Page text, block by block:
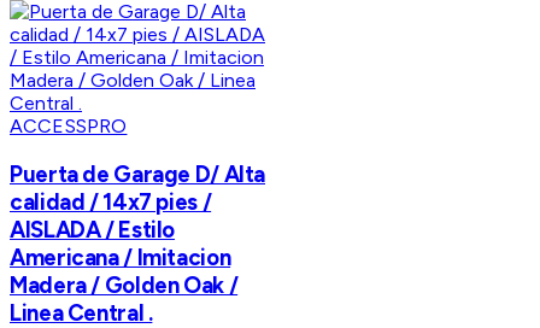
ACCESSPRO
Puerta de Garage D/ Alta
calidad / 14x7 pies /
AISLADA / Estilo
Americana / Imitacion
Madera / Golden Oak /
Linea Central .